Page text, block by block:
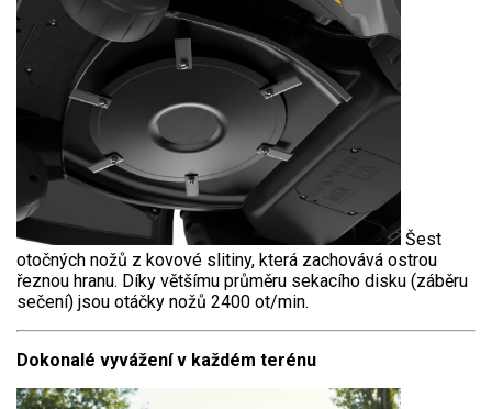
Šest
otočných nožů z kovové slitiny, která zachovává ostrou
řeznou hranu. Díky většímu průměru sekacího disku (záběru
sečení) jsou otáčky nožů 2400 ot/min.
Dokonalé vyvážení v každém terénu